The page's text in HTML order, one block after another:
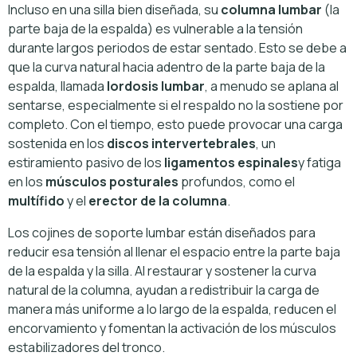
Incluso en una silla bien diseñada, su columna lumbar (la
parte baja de la espalda) es vulnerable a la tensión
durante largos periodos de estar sentado. Esto se debe a
que la curva natural hacia adentro de la parte baja de la
espalda, llamada lordosis lumbar, a menudo se aplana al
sentarse, especialmente si el respaldo no la sostiene por
completo. Con el tiempo, esto puede provocar una carga
sostenida en los discos intervertebrales, un
estiramiento pasivo de los ligamentos espinalesy fatiga
en los músculos posturales profundos, como el
multífidoy el erector de la columna.
Los cojines de soporte lumbar están diseñados para
reducir esa tensión al llenar el espacio entre la parte baja
de la espalda y la silla. Al restaurar y sostener la curva
natural de la columna, ayudan a redistribuir la carga de
manera más uniforme a lo largo de la espalda, reducen el
encorvamiento y fomentan la activación de los músculos
estabilizadores del tronco.